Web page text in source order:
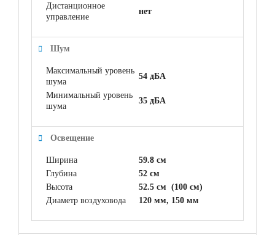
Дистанционное
управление
нет
Шум
Максимальный уровень
шума
54 дБА
Минимальный уровень
шума
35 дБА
Освещение
Ширина
59.8 см
Глубина
52 см
Высота
52.5 см (100 см)
Диаметр воздуховода
120 мм, 150 мм